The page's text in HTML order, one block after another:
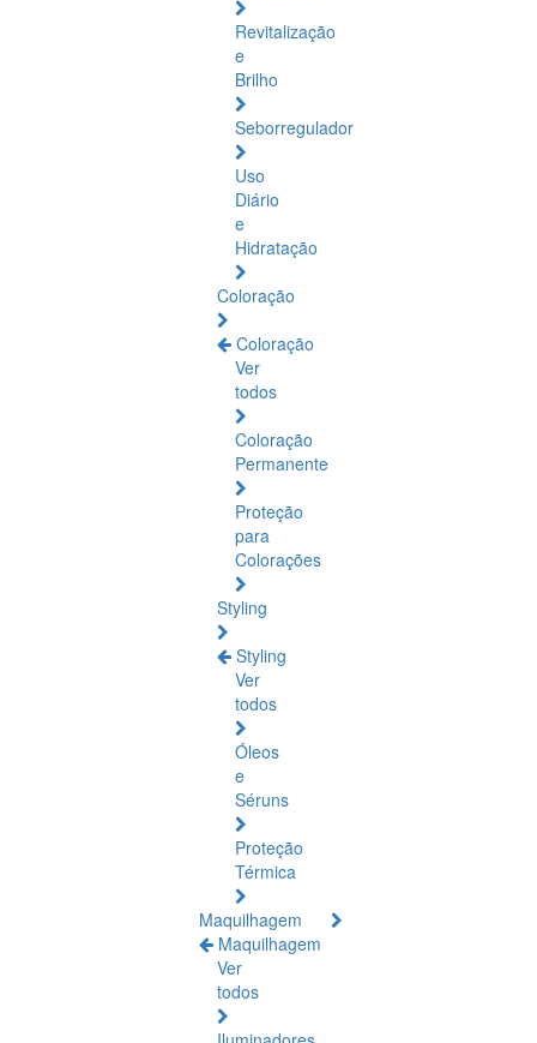
Revitalização
e
Brilho
Seborregulador
Uso
Diário
e
Hidratação
Coloração
Coloração
Ver
todos
Coloração
Permanente
Proteção
para
Colorações
Styling
Styling
Ver
todos
Óleos
e
Séruns
Proteção
Térmica
Maquilhagem
Maquilhagem
Ver
todos